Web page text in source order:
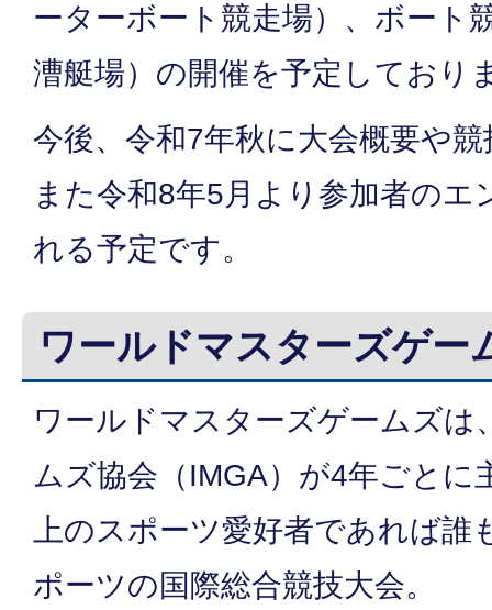
ーターボート競走場）、ボート
漕艇場）の開催を予定しており
今後、令和7年秋に大会概要や
また令和8年5月より参加者のエ
れる予定です。
ワールドマスターズゲー
ワールドマスターズゲームズは
ムズ協会（IMGA）が4年ごとに
上のスポーツ愛好者であれば
ポーツの国際総合競技大会。